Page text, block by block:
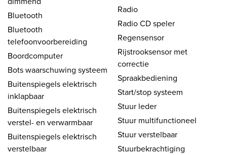
Bluetooth
Bluetooth
telefoonvoorbereiding
Boordcomputer
Bots waarschuwing systeem
Buitenspiegels elektrisch
inklapbaar
Buitenspiegels elektrisch
verstel- en verwarmbaar
Buitenspiegels elektrisch
verstelbaar
Radio
Radio CD speler
Regensensor
Rijstrooksensor met
correctie
Spraakbediening
Start/stop systeem
Stuur leder
Stuur multifunctioneel
Stuur verstelbaar
Stuurbekrachtiging